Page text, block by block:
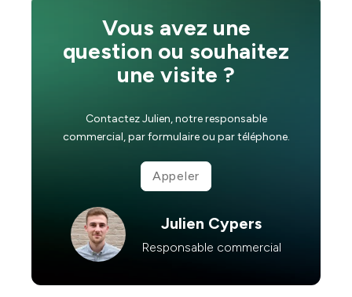
Vous avez une
question ou souhaitez
une visite ?
Contactez Julien, notre responsable
commercial, par formulaire ou par téléphone.
Appeler
Julien Cypers
Responsable commercial